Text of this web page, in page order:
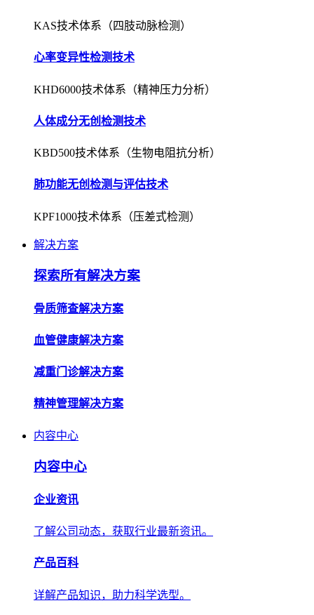
KAS技术体系（四肢动脉检测）
心率变异性检测技术
KHD6000技术体系（精神压力分析）
人体成分无创检测技术
KBD500技术体系（生物电阻抗分析）
肺功能无创检测与评估技术
KPF1000技术体系（压差式检测）
解决方案
探索所有解决方案
骨质筛查解决方案
血管健康解决方案
减重门诊解决方案
精神管理解决方案
内容中心
内容中心
企业资讯
了解公司动态，获取行业最新资讯。
产品百科
详解产品知识，助力科学选型。